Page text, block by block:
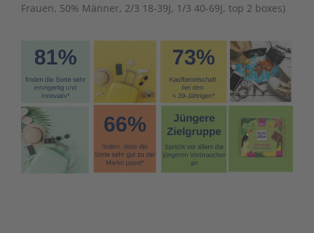
Frauen, 50% Männer, 2/3 18-39J, 1/3 40-69J, top 2 boxes)